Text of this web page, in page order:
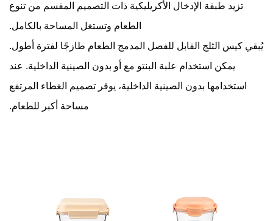
تزيد طبقة الإدخال الأكريليكية ذات التصميم المقسم من تنوع
الطعام وتستغل المساحة بالكامل.
كيس الثلج القابل للفصل المدمج الطعام طازجًا لفترة أطول.
يمكن استخدام علبة البنتو مع أو بدون الصينية الداخلية. عند
استخدامها بدون الصينية الداخلية، يوفر تصميم الغطاء المرتفع
مساحة أكبر للطعام.